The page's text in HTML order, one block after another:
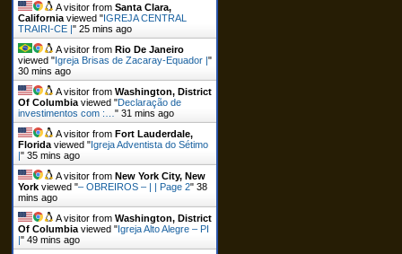
A visitor fromSanta Clara,
California viewed "IGREJA CENTRAL
TRAIRI-CE |"25 mins ago
A visitor fromRio De Janeiro
viewed "Igreja Brisas de Zacaray-Equador |"
30 mins ago
A visitor fromWashington, District
Of Columbia viewed "Declaração de
investimentos com :…"31 mins ago
A visitor fromFort Lauderdale,
Florida viewed "Igreja Adventista do Sétimo
|"35 mins ago
A visitor fromNew York City, New
York viewed "– OBREIROS – | | Page 2"38
mins ago
A visitor fromWashington, District
Of Columbia viewed "Igreja Alto Alegre – PI
|"49 mins ago